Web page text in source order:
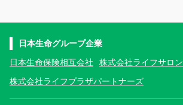
日本生命グループ企業
日本生命保険相互会社
株式会社ライフサロン
株式会社ライフプラザパートナーズ